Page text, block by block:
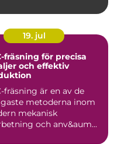
19. jul
fräsning för precisa
och effektiv
fräsning är en av de
metoderna inom
mekanisk
och anv&aum...